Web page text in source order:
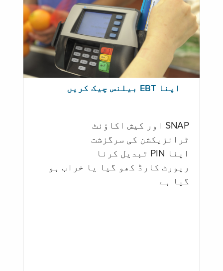
اپنا EBT بیلنس چیک کریں
SNAP اور کیش اکاؤنٹ
ٹرانزیکشن کی سرگزشت
اپنا PIN تبدیل کرنا
رپورٹ کارڈ کھو گیا یا خراب ہو
گيا ہے